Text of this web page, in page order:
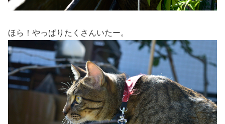
ほら！やっぱりたくさんいたー。